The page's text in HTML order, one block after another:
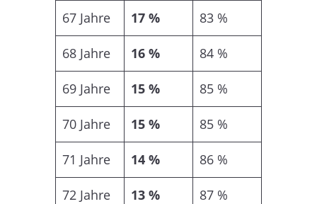
67 Jahre 17 % 83 %
68 Jahre 16 % 84 %
69 Jahre 15 % 85 %
70 Jahre 15 % 85 %
71 Jahre 14 % 86 %
72 Jahre 13 % 87 %